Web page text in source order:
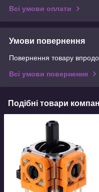
Всі умови оплати
Умови повернення
Повернення товару
Всі умови повернення
Подібні товари